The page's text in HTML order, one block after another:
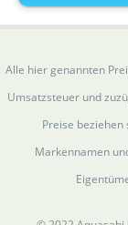
Alle hier genannten
Umsatzsteuer und
Preise
Markennamen